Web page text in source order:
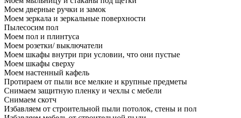
Моем дверные ручки и замок
Моем зеркала и зеркальные поверхности
Пылесосим пол
Моем пол и плинтуса
Моем розетки/ выключатели
Моем шкафы внутри при условии, что они пустые
Моем шкафы сверху
Моем настенный кафель
Протираем от пыли все мелкие и крупные предметы
Снимаем защитную пленку и чехлы с мебели
Снимаем скотч
Избавляем от строительной пыли потолок, стены и пол